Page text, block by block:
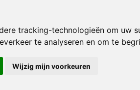
tracking-technologieën om uw
te analyseren en om te
Wijzig mijn voorkeuren
Kussens